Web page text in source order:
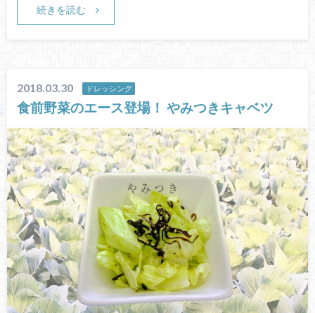
続きを読む
2018.03.30 ドレッシング
食前野菜のエース登場！ やみつきキャベツ